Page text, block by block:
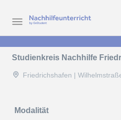
Studienkreis Nachhilfe
Friedrichshafen |
Modalität